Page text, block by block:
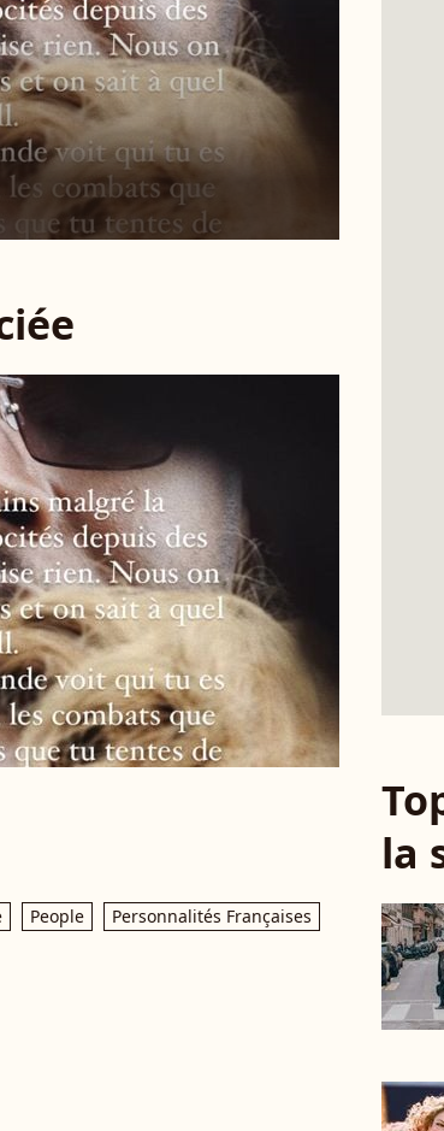
People
Personnalités Françaises
la